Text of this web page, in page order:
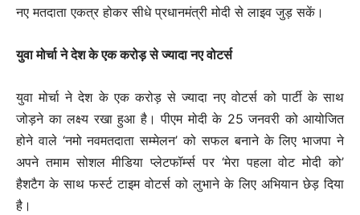
नए मतदाता एकत्र होकर सीधे प्रधानमंत्री मोदी से लाइव जुड़ सकें।
युवा मोर्चा ने देश के एक करोड़ से ज्यादा नए वोटर्स
युवा मोर्चा ने देश के एक करोड़ से ज्यादा नए वोटर्स को पार्टी के साथ
जोड़ने का लक्ष्य रखा हुआ है। पीएम मोदी के 25 जनवरी को आयोजित
होने वाले ‘नमो नवमतदाता सम्मेलन’ को सफल बनाने के लिए भाजपा ने
अपने तमाम सोशल मीडिया प्लेटफॉर्म्स पर ‘मेरा पहला वोट मोदी को’
हैशटैग के साथ फर्स्ट टाइम वोटर्स को लुभाने के लिए अभियान छेड़ दिया
है।